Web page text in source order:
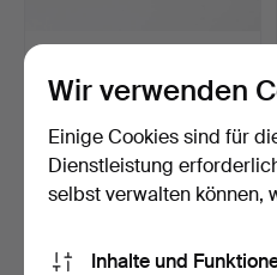
schwedische Anmut, B…
Beendet 2. Apr 2026
8 Gebote
338 USD
Wir verwenden
Einige Cookies sind für
Dienstleistung
selbst verwalten können,
Inhalte und